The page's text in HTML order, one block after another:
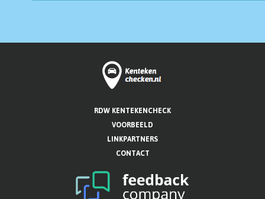
RDW KENTEKENCHECK
VOORBEELD
LINKPARTNERS
CONTACT